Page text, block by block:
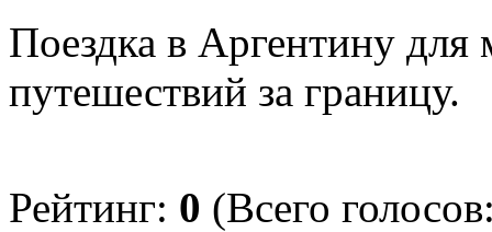
Поездка в Аргентину
путешествий за границу.
Рейтинг: 0 (Всего